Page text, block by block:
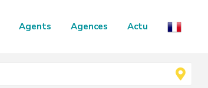
Agents Agences Actu